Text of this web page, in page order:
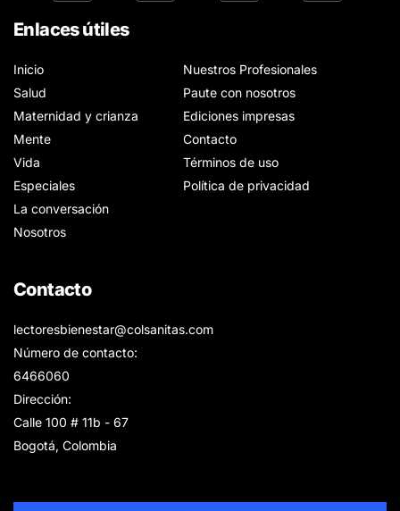
Enlaces útiles
Inicio
Salud
Maternidad y crianza
Mente
Vida
Especiales
La conversación
Nosotros
Nuestros Profesionales
Paute con nosotros
Ediciones impresas
Contacto
Términos de uso
Política de privacidad
Contacto
lectoresbienestar@colsanitas.com
Número de contacto:
6466060
Dirección:
Calle 100 # 11b - 67
Bogotá, Colombia